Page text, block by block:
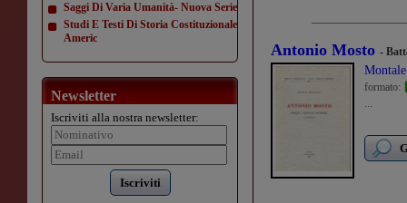
Saggi Di Varia Umanità- Nuova Serie
Studi E Testi Di Storia Costituzionale
Americ
Newsletter
Iscriviti alla nostra newsletter:
Iscriviti
Antonio Mosto -
formato:
...